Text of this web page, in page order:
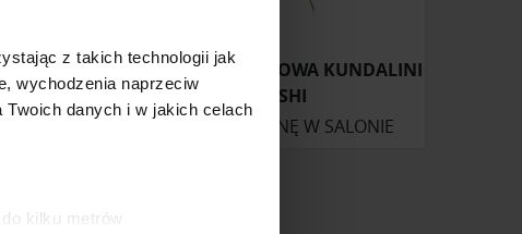
z takich technologii jak
wychodzenia naprzeciw
danych i w jakich celach
kilku metrów
LAMPA PODŁOGOWA KUNDALINI
KUSHI
ZAPYTAJ O CENĘ W SALONIE